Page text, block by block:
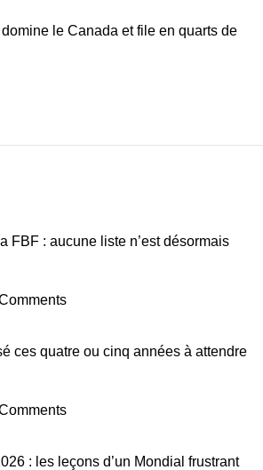
le Canada et file en quarts de
FBF : aucune liste n’est désormais
ces quatre ou cinq années à attendre
: les leçons d’un Mondial frustrant